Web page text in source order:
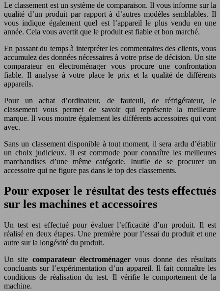
Le classement est un système de comparaison. Il vous informe sur la
qualité d’un produit par rapport à d’autres modèles semblables. Il
vous indique également quel est l’appareil le plus vendu en une
année. Cela vous avertit que le produit est fiable et bon marché.
En passant du temps à interpréter les commentaires des clients, vous
accumulez des données nécessaires à votre prise de décision. Un site
comparateur en électroménager vous procure une confrontation
fiable. Il analyse à votre place le prix et la qualité de différents
appareils.
Pour un achat d’ordinateur, de fauteuil, de réfrigérateur, le
classement vous permet de savoir qui représente la meilleure
marque. Il vous montre également les différents accessoires qui vont
avec.
Sans un classement disponible à tout moment, il sera ardu d’établir
un choix judicieux. Il est commode pour connaître les meilleures
marchandises d’une même catégorie. Inutile de se procurer un
accessoire qui ne figure pas dans le top des classements.
Pour exposer le résultat des tests effectués
sur les machines et accessoires
Un test est effectué pour évaluer l’efficacité d’un produit. Il est
réalisé en deux étapes. Une première pour l’essai du produit et une
autre sur la longévité du produit.
Un site comparateur électroménagervous donne des résultats
concluants sur l’expérimentation d’un appareil. Il fait connaître les
conditions de réalisation du test. Il vérifie le comportement de la
machine.